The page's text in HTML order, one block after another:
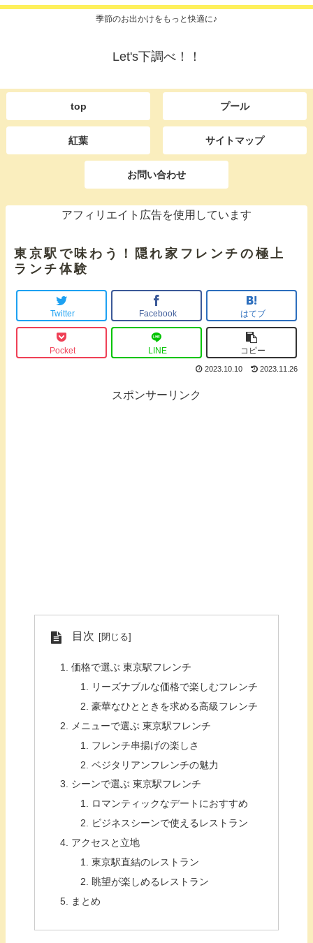
季節のお出かけをもっと快適に♪
Let's下調べ！！
top プール
紅葉 サイトマップ
お問い合わせ
アフィリエイト広告を使用しています
東京駅で味わう！隠れ家フレンチの極上
ランチ体験
Twitter Facebook はてブ
Pocket LINE コピー
2023.11.26
2023.10.10
スポンサーリンク
目次
価格で選ぶ 東京駅フレンチ
リーズナブルな価格で楽しむフレンチ
豪華なひとときを求める高級フレンチ
メニューで選ぶ 東京駅フレンチ
フレンチ串揚げの楽しさ
ベジタリアンフレンチの魅力
シーンで選ぶ 東京駅フレンチ
ロマンティックなデートにおすすめ
ビジネスシーンで使えるレストラン
アクセスと立地
東京駅直結のレストラン
眺望が楽しめるレストラン
まとめ